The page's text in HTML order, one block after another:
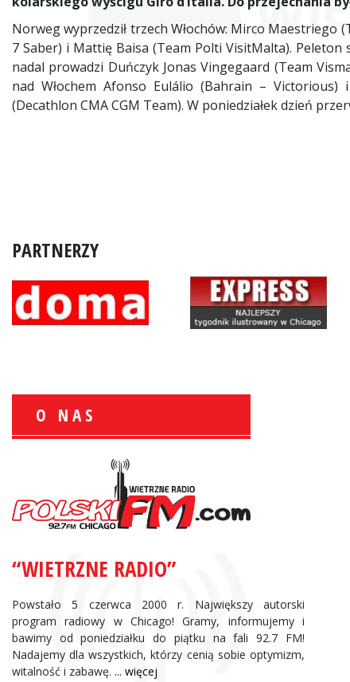
Norweg wyprzedził trzech Włochów: Mirco
7 Saber) i Mattię Baisa (Team Polti VisitMalta).
nadal prowadzi Duńczyk Jonas Vingegaard (Team
nad Włochem Afonso Eulálio (Bahrain –
(Decathlon CMA CGM Team). W poniedziałek dzień
PARTNERZY
O NAS
“WIETRZNE RADIO”
Powstało 5 czerwca 2000 r. Największy autorski
program radiowy w Chicago! Gramy, informujemy i
bawimy od poniedziałku do piątku na fali 92.7 FM!
Nadajemy dla wszystkich, którzy cenią sobie optymizm,
witalność i zabawę. ... więcej
Informacje Giełdowe